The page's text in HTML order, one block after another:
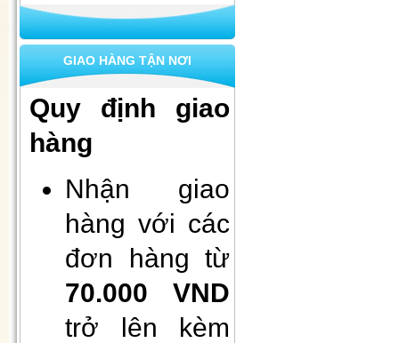
Set 10 khẩu trang quốc phòng 4
lớp kháng khuẩn
GIAO HÀNG TẬN NƠI
Quy định giao
hàng
Nhận giao
hàng với các
đơn hàng từ
70.000 VND
trở lên kèm